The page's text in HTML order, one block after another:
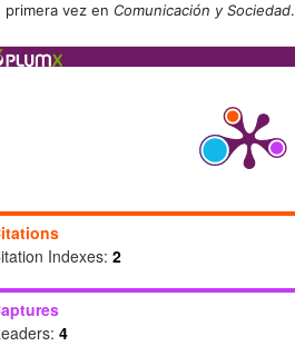
primera vez en Comunicación y Sociedad.
Indexes: 2
4